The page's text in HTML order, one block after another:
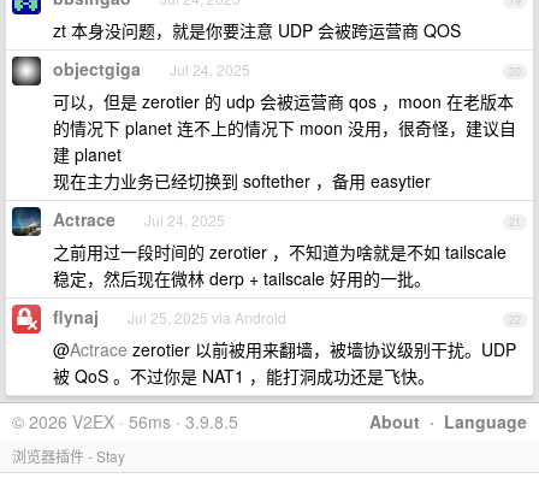
zt 本身没问题，就是你要注意 UDP 会被跨运营商 QOS
20
objectgiga Jul 24, 2025
可以，但是 zerotier 的 udp 会被运营商 qos ，moon 在老版本
的情况下 planet 连不上的情况下 moon 没用，很奇怪，建议自
建 planet
现在主力业务已经切换到 softether ，备用 easytier
21
Actrace Jul 24, 2025
之前用过一段时间的 zerotier ，不知道为啥就是不如 tailscale
稳定，然后现在微林 derp + tailscale 好用的一批。
22
flynaj Jul 25, 2025 via Android
@Actrace zerotier 以前被用来翻墙，被墙协议级别干扰。UDP
被 QoS 。不过你是 NAT1 ，能打洞成功还是飞快。
About · Language
© 2026 V2EX · 56ms · 3.9.8.5
浏览器插件 - Stay